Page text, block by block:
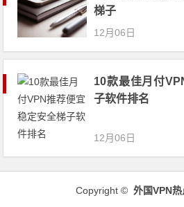
梯子
12月06日
10款最佳月付
子软件排名
12月06日
Copyright © 外国VPN热